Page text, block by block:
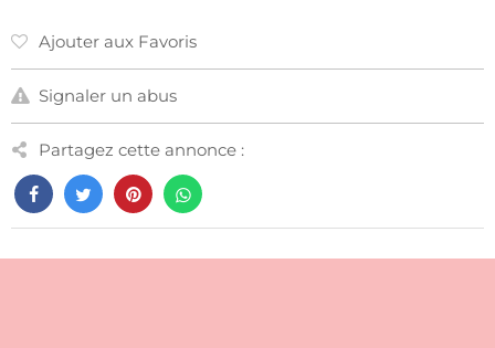
Ajouter aux Favoris
Signaler un abus
Partagez cette annonce :